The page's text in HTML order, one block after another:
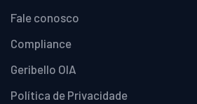
Fale conosco
Compliance
Geribello OIA
Política de Privacidade